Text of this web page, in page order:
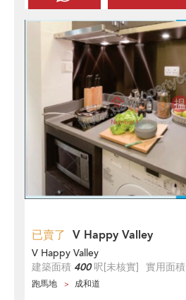
已賣了 V Happy Valley
V Happy Valley
建築面積 400呎[未核實] 實用面積
跑馬地 成和道